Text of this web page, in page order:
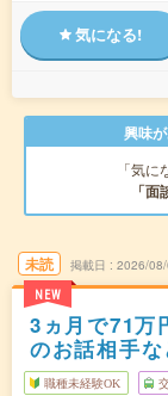
気になる!
興味
「気
「面
未読
NEW
掲載日 2026/
3ヵ月で71万
のお話相手な
職種未経験OK